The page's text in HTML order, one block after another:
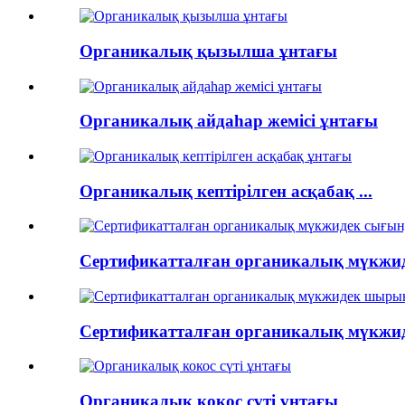
Органикалық қызылша ұнтағы
Органикалық айдаһар жемісі ұнтағы
Органикалық кептірілген асқабақ ...
Сертификатталған органикалық
Сертификатталған органикалық
Органикалық кокос сүті ұнтағы